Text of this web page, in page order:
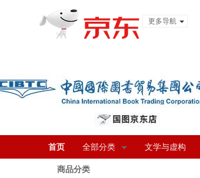
更多导航
首页 全部分类 文学与虚构
商品分类